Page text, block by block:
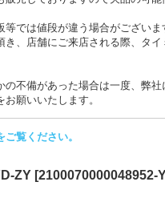
では値段が違う場合がございま
き、店舗にご来店される際、タ
の不備があった場合は一度、弊
願いいたします。
覧ください。
ZY [2100070000048952-